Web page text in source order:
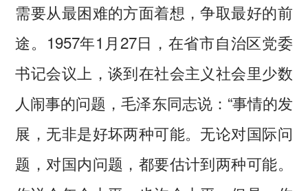
需要从最困难的方面着想，争取最好的前
途。1957年1月27日，在省市自治区党委
书记会议上，谈到在社会主义社会里少数
人闹事的问题，毛泽东同志说：“事情的发
展，无非是好坏两种可能。无论对国际问
题，对国内问题，都要估计到两种可能。